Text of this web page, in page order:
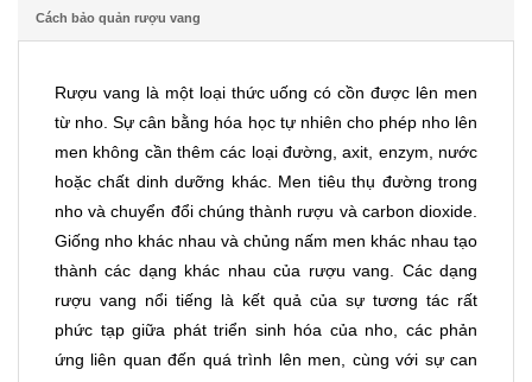
Cách bảo quản rượu vang
Rượu vang là một loại thức uống có cồn được lên men
từ nho. Sự cân bằng hóa học tự nhiên cho phép nho lên
men không cần thêm các loại đường, axit, enzym, nước
hoặc chất dinh dưỡng khác. Men tiêu thụ đường trong
nho và chuyển đổi chúng thành rượu và carbon dioxide.
Giống nho khác nhau và chủng nấm men khác nhau tạo
thành các dạng khác nhau của rượu vang. Các dạng
rượu vang nổi tiếng là kết quả của sự tương tác rất
phức tạp giữa phát triển sinh hóa của nho, các phản
ứng liên quan đến quá trình lên men, cùng với sự can